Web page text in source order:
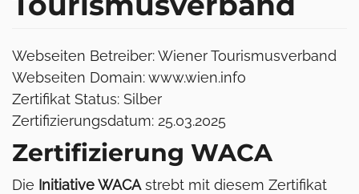
Webseiten Betreiber: Wiener Tourismusverband
Webseiten Domain: www.wien.info
Zertifikat Status: Silber
Zertifizierungsdatum: 25.03.2025
Zertifizierung WACA
Die Initiative WACAstrebt mit diesem Zertifikat